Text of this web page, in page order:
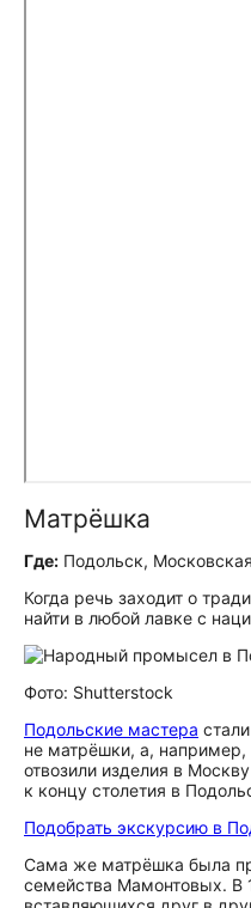
Матрёшка
Где: Подольск,
Когда речь заходит о
найти в любой лавке с
Фото: Shutterstock
Подольские мастера
не матрёшки, а, например,
отвозили изделия в
к концу столетия в
Подобрать экскурсию в
Сама же матрёшка была
семейства Мамонтовых. В